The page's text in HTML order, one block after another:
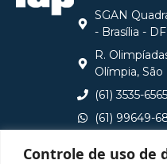
Controle de uso de
SGAN
- Brasília -
R.
Olímpia,
(61) 3535-
(61) 99649-